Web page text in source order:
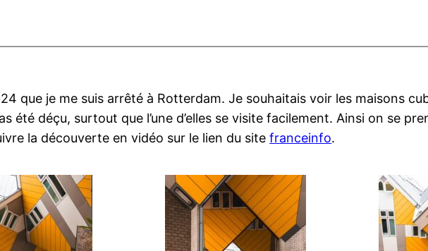
que je me suis arrêté à Rotterdam. Je souhaitais voir les maisons
été déçu, surtout que l’une d’elles se visite facilement. Ainsi on se
la découverte en vidéo sur le lien du sitefranceinfo.